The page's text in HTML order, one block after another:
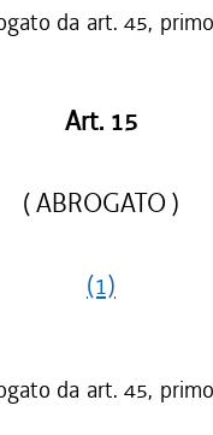
da art. 45,
Art. 15
( ABROGATO )
(1)
da art. 45,